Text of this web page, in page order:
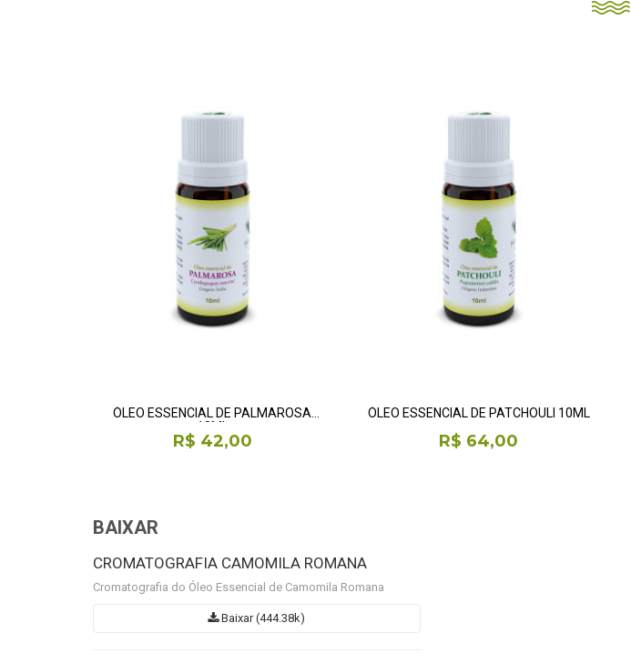
ÓLEO ESSENCIAL DE PALMAROSA
10ML
R$ 42,00
ÓLEO ESSENCIAL DE PATCHOULI 10ML
R$ 64,00
BAIXAR
CROMATOGRAFIA CAMOMILA ROMANA
Cromatografia do Óleo Essencial de Camomila Romana
Baixar (444.38k)